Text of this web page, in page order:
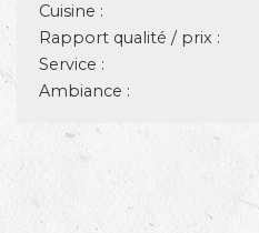
Cuisine :
Rapport qualité / prix :
Service :
Ambiance :